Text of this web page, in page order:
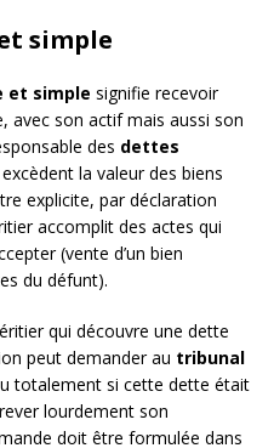
simple
et simple signifie recevoir
avec son actif mais aussi son
des dettes
la valeur des biens
explicite, par déclaration
accomplit des actes qui
(vente d’un bien
du défunt).
qui découvre une dette
peut demander au tribunal
totalement si cette dette était
lourdement son
doit être formulée dans